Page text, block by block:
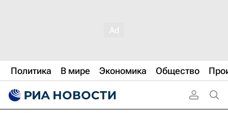
Политика В мире Экономика Общество